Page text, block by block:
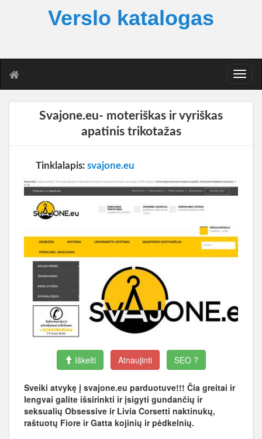
Verslo katalogas
T
o
Svajone.eu- moteriškas ir vyriškas
apatinis trikotažas
Tinklalapis: svajone.eu
Iškelti Atnaujinti SEO ?
Sveiki atvykę į svajone.eu parduotuve!!! Čia greitai ir
lengvai galite išsirinkti ir įsigyti gundančių ir
seksualių Obsessive ir Livia Corsetti naktinukų,
raštuotų Fiore ir Gatta kojinių ir pėdkelnių.